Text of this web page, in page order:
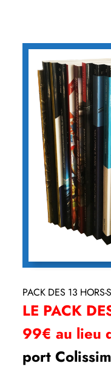
PACK DES 13
LE PACK
99€ au lieu
port